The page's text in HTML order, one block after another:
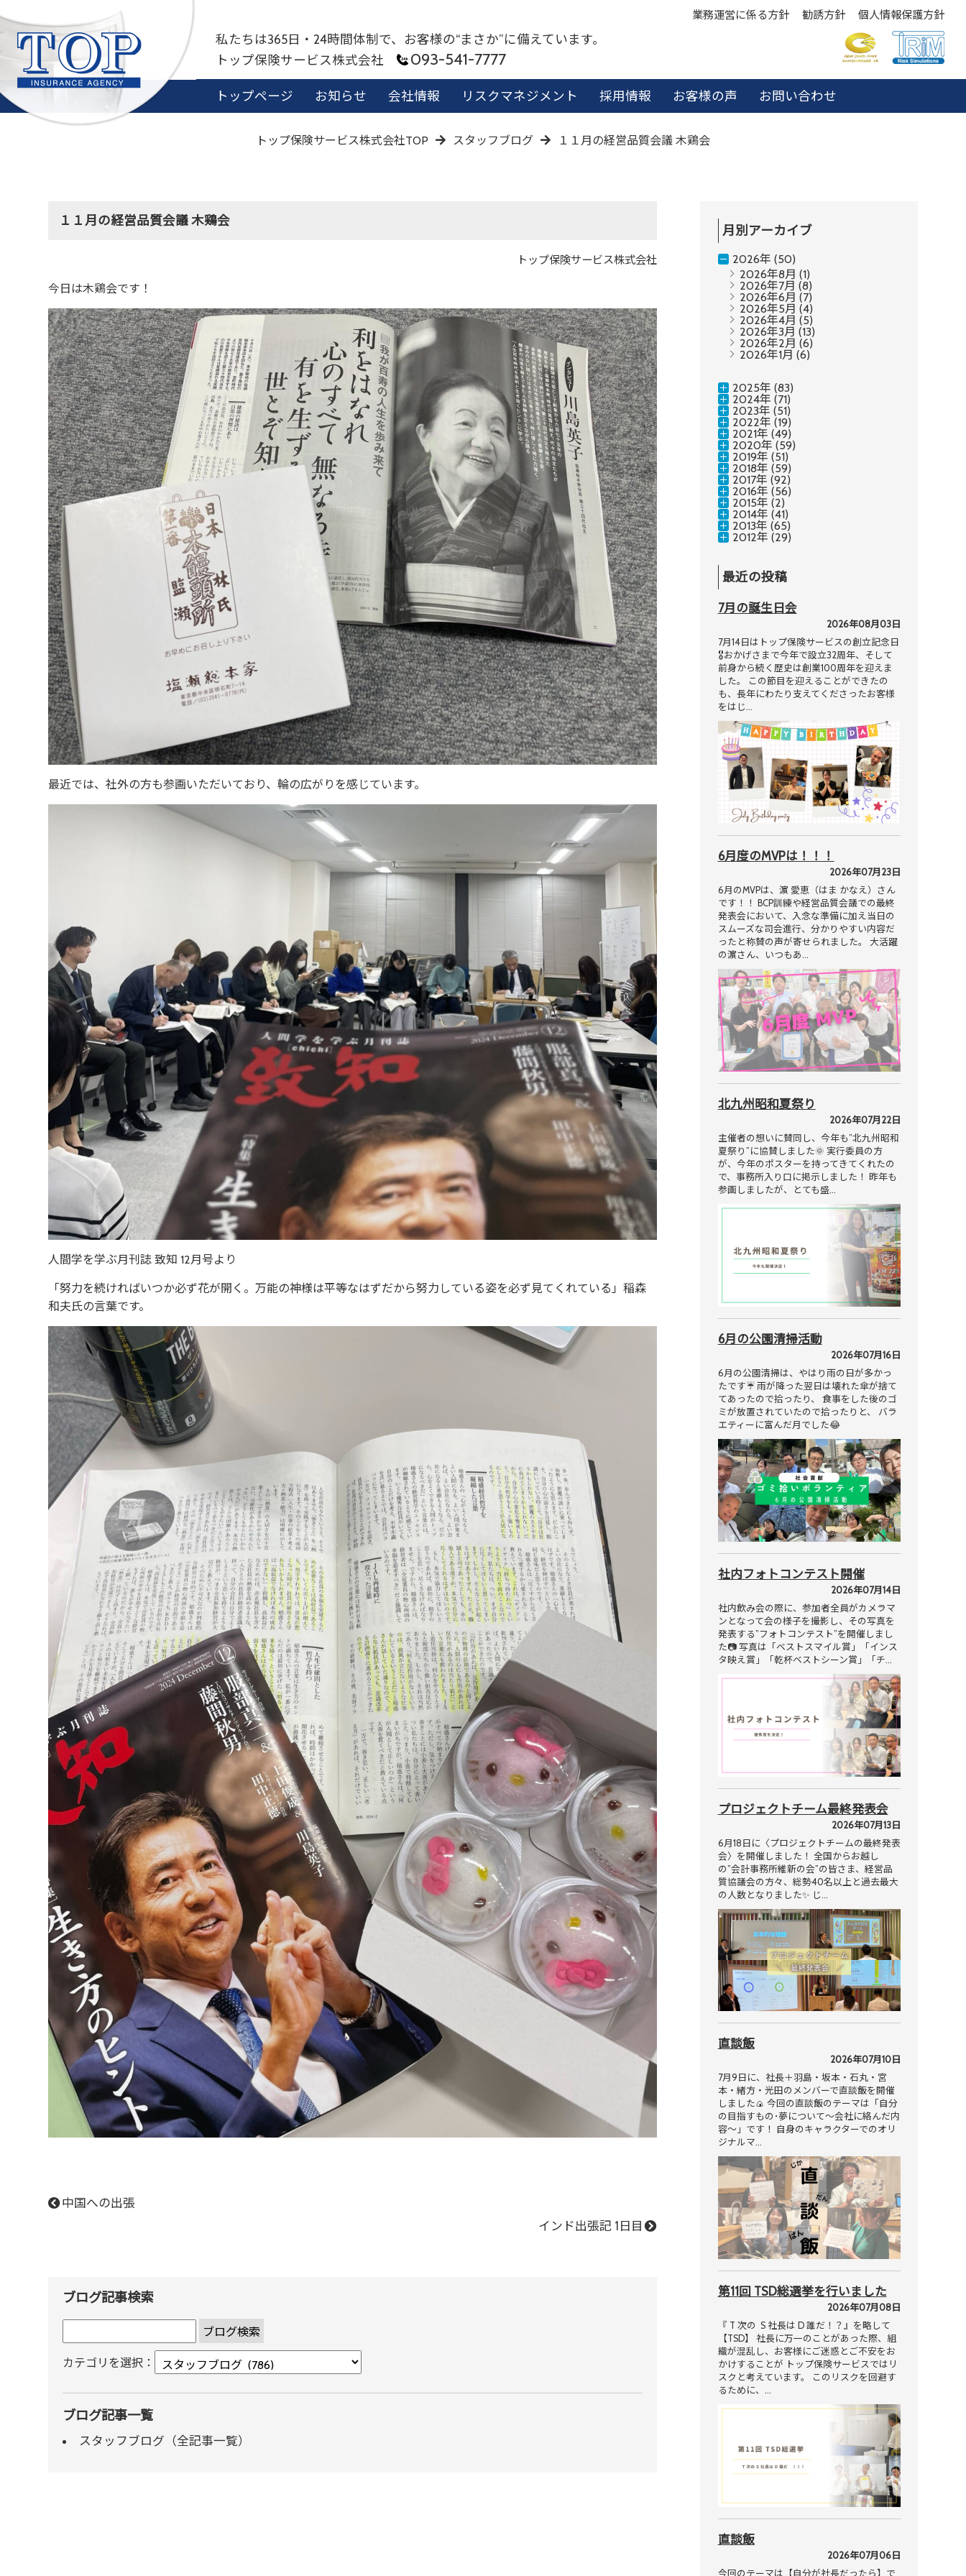
業務運営に係る方針 勧誘方針 個人情報保護方針
私たちは365日・24時間体制で、お客様の“まさか”に備えています。
トップ保険サービス株式会社
093-541-7777
トップページ お知らせ 会社情報 リスクマネジメント 採用情報 お客様の声 お問い合わせ
トップ保険サービス株式会社TOP スタッフブログ １１月の経営品質会議 木鶏会
１１月の経営品質会議 木鶏会
投
トップ保険サービス株式会社
今日は木鶏会です！
最近では、社外の方も参画いただいており、輪の広がりを感じています。
人間学を学ぶ月刊誌 致知 12月号より
「努力を続ければいつか必ず花が開く。万能の神様は平等なはずだから努力している姿を必ず見てくれている」稲森
和夫氏の言葉です。
中国への出張
インド出張記 1日目
ブログ記事検索
カテゴリを選択：
ブログ記事一覧
スタッフブログ（全記事一覧）
月別アーカイブ
2026年 (50)
2026年8月 (1)
2026年7月 (8)
2026年6月 (7)
2026年5月 (4)
2026年4月 (5)
2026年3月 (13)
2026年2月 (6)
2026年1月 (6)
2025年 (83)
2024年 (71)
2023年 (51)
2022年 (19)
2021年 (49)
2020年 (59)
2019年 (51)
2018年 (59)
2017年 (92)
2016年 (56)
2015年 (2)
2014年 (41)
2013年 (65)
2012年 (29)
最近の投稿
7月の誕生日会
2026年08月03日
7月14日はトップ保険サービスの創立記念日
🎖おかげさまで今年で設立32周年、そして
前身から続く歴史は創業100周年を迎えま
した。 この節目を迎えることができたの
も、長年にわたり支えてくださったお客様
をはじ…
6月度のMVPは！！！
2026年07月23日
6月のMVPは、濵 愛恵（はま かなえ）さん
です！！ BCP訓練や経営品質会議での最終
発表会において、入念な準備に加え当日の
スムーズな司会進行、分かりやすい内容だ
ったと称賛の声が寄せられました。 大活躍
の濵さん、いつもあ…
北九州昭和夏祭り
2026年07月22日
主催者の想いに賛同し、今年も”北九州昭和
夏祭り”に協賛しました🌞 実行委員の方
が、今年のポスターを持ってきてくれたの
で、事務所入り口に掲示しました！ 昨年も
参画しましたが、とても盛…
6月の公園清掃活動
2026年07月16日
6月の公園清掃は、やはり雨の日が多かっ
たです☔ 雨が降った翌日は壊れた傘が捨て
てあったので拾ったり、 食事をした後のゴ
ミが放置されていたので拾ったりと、 バラ
エティーに富んだ月でした😂
社内フォトコンテスト開催
2026年07月14日
社内飲み会の際に、参加者全員がカメラマ
ンとなって会の様子を撮影し、その写真を
発表する”フォトコンテスト”を開催しまし
た📷 写真は「ベストスマイル賞」「インス
タ映え賞」「乾杯ベストシーン賞」「チ…
プロジェクトチーム最終発表会
2026年07月13日
6月18日に〈プロジェクトチームの最終発表
会〉を開催しました！ 全国からお越し
の”会計事務所維新の会”の皆さま、経営品
質協議会の方々、総勢40名以上と過去最大
の人数となりました✨ じ…
直談飯
2026年07月10日
7月9日に、社長＋羽島・坂本・石丸・宮
本・緒方・光田のメンバーで直談飯を開催
しました🍙 今回の直談飯のテーマは「自分
の目指すもの･夢について～会社に絡んだ内
容～」です！ 自身のキャラクターでのオリ
ジナルマ…
第11回 TSD総選挙を行いました
2026年07月08日
『 T 次の S 社長は D 誰だ！？』を略して
【TSD】 社長に万一のことがあった際、組
織が混乱し、お客様にご迷惑とご不安をお
かけすることが トップ保険サービスではリ
スクと考えています。 このリスクを回避す
るために、…
直談飯
2026年07月06日
今回のテーマは【自分が社長だったら】で